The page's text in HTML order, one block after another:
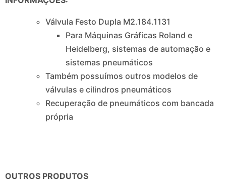
Válvula Festo Dupla M2.184.1131
Para Máquinas Gráficas Roland e
Heidelberg, sistemas de automação e
sistemas pneumáticos
Também possuímos outros modelos de
válvulas e cilindros pneumáticos
Recuperação de pneumáticos com bancada
própria
OUTROS PRODUTOS